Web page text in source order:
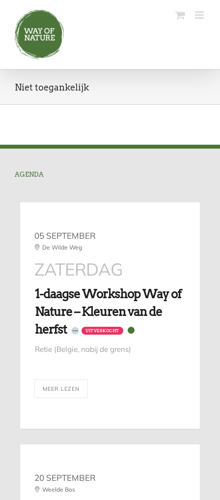
inhoud
Niet toegankelijk
AGENDA
05 SEPTEMBER
De Wilde Weg
ZATERDAG
1-daagse Workshop Way of
Nature – Kleuren van de
herfst
UITVERKOCHT
Retie (Belgie, nabij de grens)
MEER LEZEN
20 SEPTEMBER
Weelde Bos